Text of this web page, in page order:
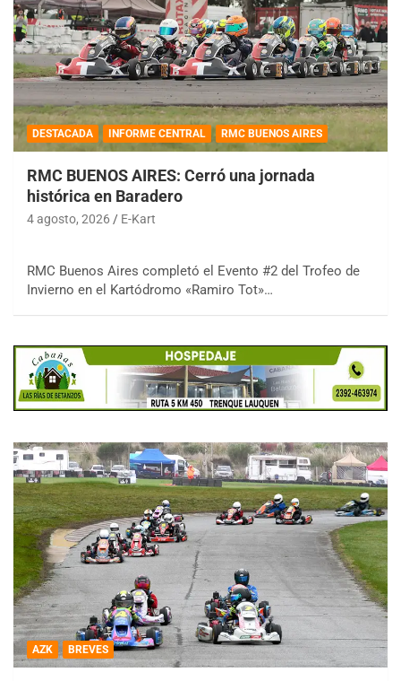
DESTACADA INFORME CENTRAL RMC BUENOS AIRES
RMC BUENOS AIRES: Cerró una jornada
histórica en Baradero
4 agosto, 2026 E-Kart
RMC Buenos Aires completó el Evento #2 del Trofeo de
Invierno en el Kartódromo «Ramiro Tot»…
AZK BREVES